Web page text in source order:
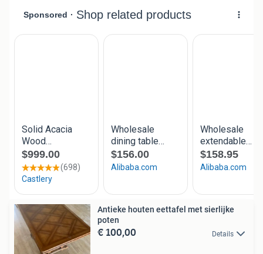
Antieke houten eettafel met sierlijke
poten
€ 100,00 Details